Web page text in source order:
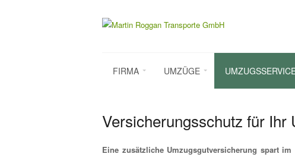
FIRMA UMZÜGE
Versicherungsschutz für Ihr
Eine zusätzliche Umzugsgutversicherung spart